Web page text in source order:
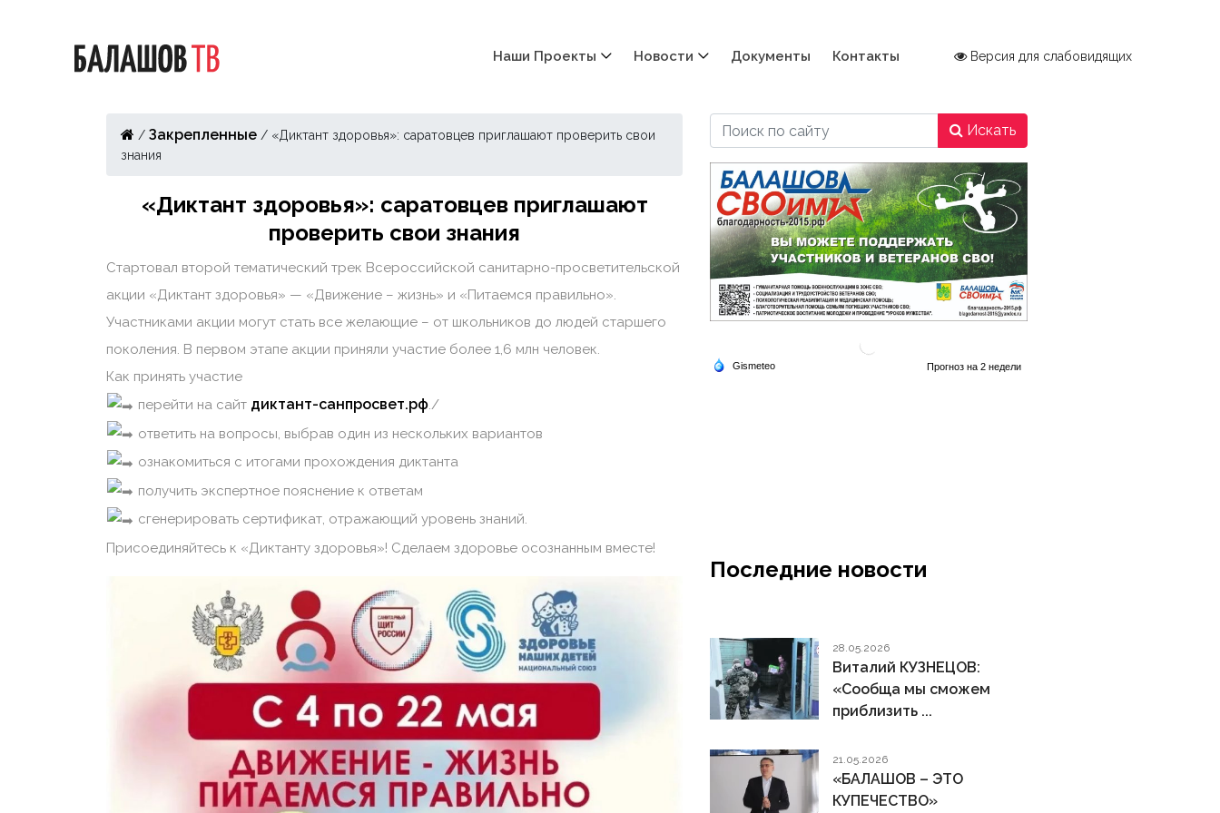
Наши Проекты Новости Документы Контакты Версия для слабовидящих
/ Закрепленные / «Диктант здоровья»: саратовцев приглашают проверить свои
знания
«Диктант здоровья»: саратовцев приглашают
проверить свои знания
Стартовал второй тематический трек Всероссийской санитарно-просветительской
акции «Диктант здоровья» — «Движение – жизнь» и «Питаемся правильно».
Участниками акции могут стать все желающие – от школьников до людей старшего
поколения. В первом этапе акции приняли участие более 1,6 млн человек.
Как принять участие
перейти на сайт диктант-санпросвет.рф./
ответить на вопросы, выбрав один из нескольких вариантов
ознакомиться с итогами прохождения диктанта
получить экспертное пояснение к ответам
сгенерировать сертификат, отражающий уровень знаний.
Присоединяйтесь к «Диктанту здоровья»! Сделаем здоровье осознанным вместе!
Искать
Последние новости
28.05.2026
Виталий КУЗНЕЦОВ:
«Сообща мы сможем
приблизить ...
21.05.2026
«БАЛАШОВ – ЭТО
КУПЕЧЕСТВО»